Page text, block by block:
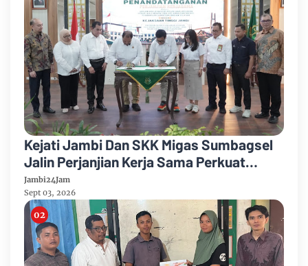
Kejati Jambi Dan SKK Migas Sumbagsel
Jalin Perjanjian Kerja Sama Perkuat
Kepastian Hukum
Jambi24Jam
Sept 03, 2026